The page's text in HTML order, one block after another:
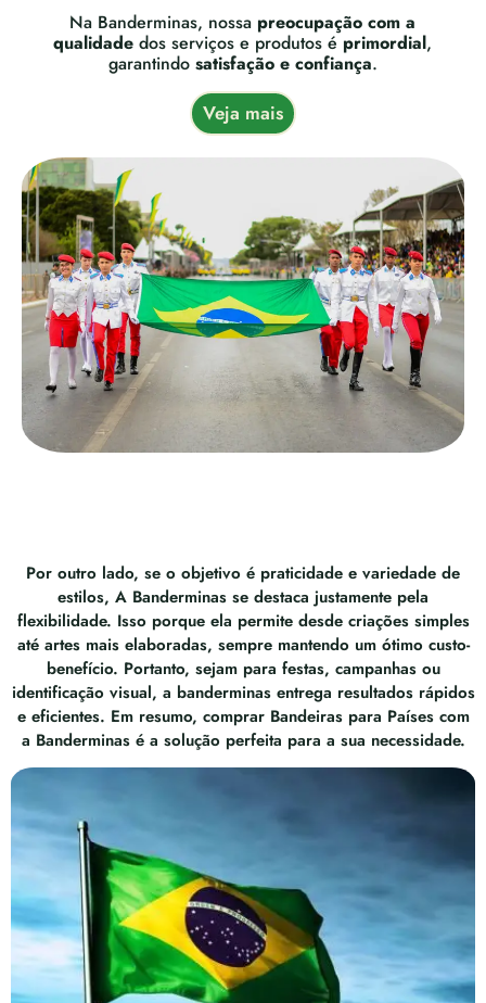
Na Banderminas, nossa preocupação com a
qualidade dos serviços e produtos é primordial,
garantindo satisfação e confiança.
Veja mais
Por outro lado, se o objetivo é praticidade e variedade de
estilos, A Banderminas se destaca justamente pela
flexibilidade. Isso porque ela permite desde criações simples
até artes mais elaboradas, sempre mantendo um ótimo custo-
benefício. Portanto, sejam para festas, campanhas ou
identificação visual, a banderminas entrega resultados rápidos
e eficientes. Em resumo, comprar Bandeiras para Países com
a Banderminas é a solução perfeita para a sua necessidade.